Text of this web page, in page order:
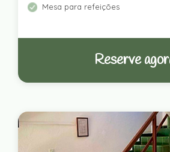
Mesa para refeições
Reserve